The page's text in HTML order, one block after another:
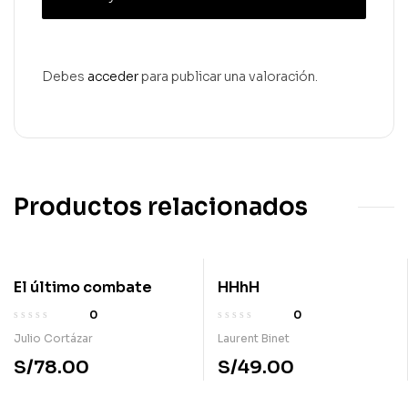
Debes acceder para publicar una valoración.
Productos relacionados
El último combate
0
Julio Cortázar
S/78.00
HHhH
0
Laurent Binet
S/49.00